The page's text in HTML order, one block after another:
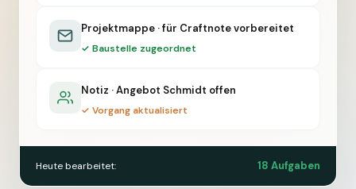
Projektmappe · für Craftnote vorbereitet
✓ Baustelle zugeordnet
Notiz · Angebot Schmidt offen
✓ Vorgang aktualisiert
Heute bearbeitet: 18 Aufgaben